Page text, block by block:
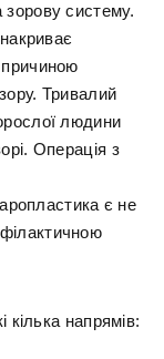
систему.
Тривалий
людини
Операція з
є не
кілька напрямів: